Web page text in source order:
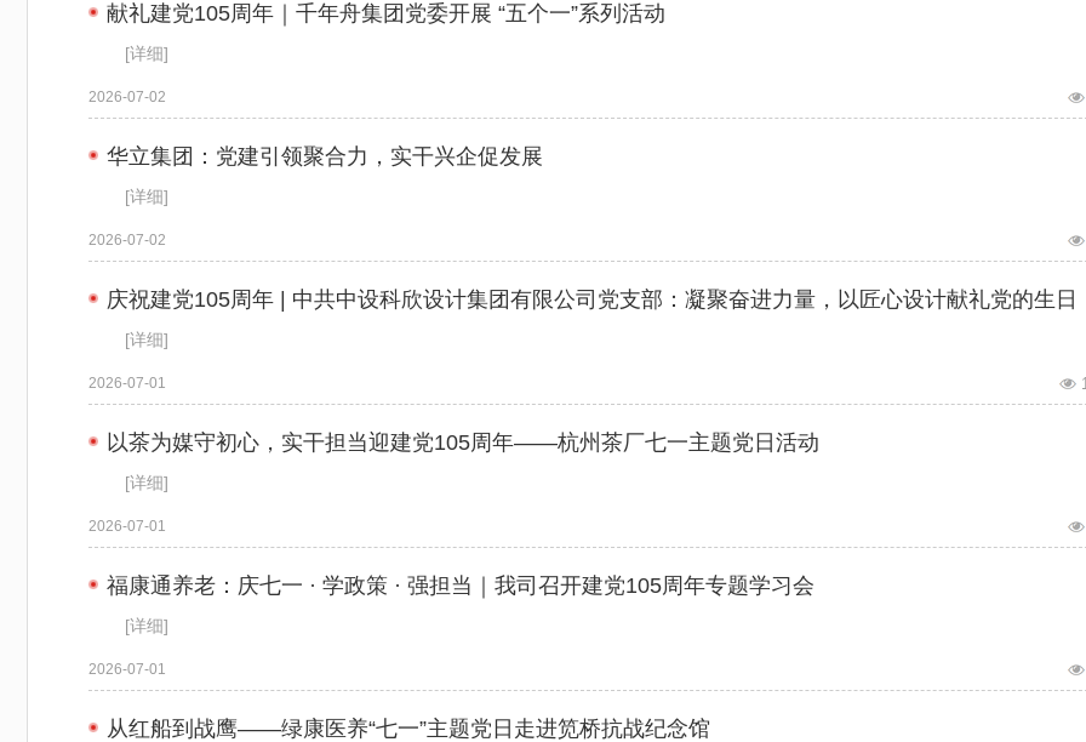
献礼建党105周年｜千年舟集团党委开展 “五个一”系列活动
[详细]
2026-07-02
华立集团：党建引领聚合力，实干兴企促发展
[详细]
2026-07-02
庆祝建党105周年 | 中共中设科欣设计集团有限公司党支部：凝聚奋进力量，以匠心设计献礼党的生日
[详细]
2026-07-01
以茶为媒守初心，实干担当迎建党105周年——杭州茶厂七一主题党日活动
[详细]
2026-07-01
福康通养老：庆七一 · 学政策 · 强担当｜我司召开建党105周年专题学习会
[详细]
2026-07-01
从红船到战鹰——绿康医养“七一”主题党日走进笕桥抗战纪念馆